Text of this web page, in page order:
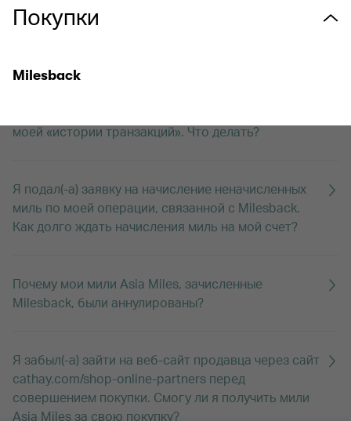
Покупки
Milesback
моей «истории транзакций». Что делать?
Я подал(-а) заявку на начисление неначисленных
миль по моей операции, связанной с Milesback.
Как долго ждать начисления миль на мой счет?
Почему мои мили Asia Miles, зачисленные
Milesback, были аннулированы?
Я забыл(-а) зайти на веб-сайт продавца через сайт
cathay.com/shop-online-partners перед
совершением покупки. Смогу ли я получить мили
Asia Miles за свою покупку?